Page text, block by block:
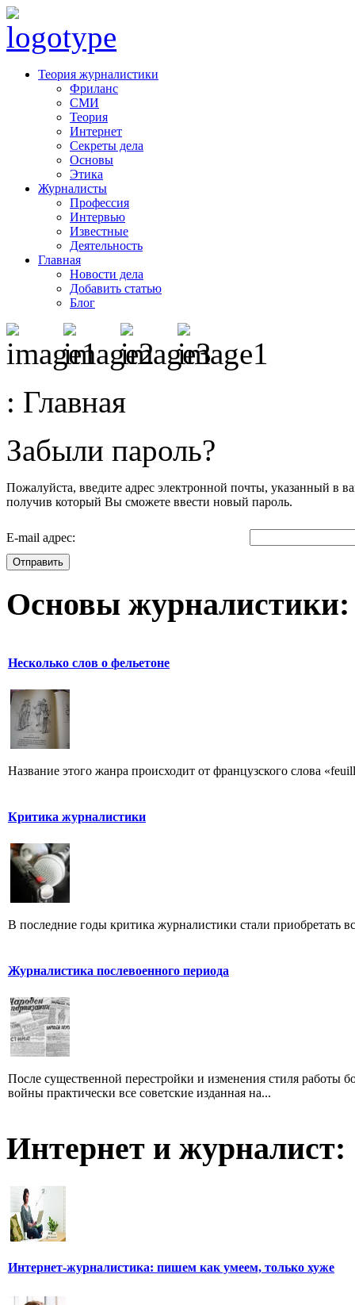
Теория журналистики
Фриланс
СМИ
Теория
Интернет
Секреты дела
Основы
Этика
Журналисты
Профессия
Интервью
Известные
Деятельность
Главная
Новости дела
Добавить статью
Блог
: Главная
Забыли пароль?
Пожалуйста, введите адрес электронной почты, указанный в
получив который Вы сможете ввести новый пароль.
E-mail адрес:
Отправить
Основы журналистики:
Несколько слов о фельетоне
Название этого жанра происходит от французского слова
Критика журналистики
В последние годы критика журналистики стали приобретать
Журналистика послевоенного периода
После существенной перестройки и изменения стиля работы
войны практически все советские изданная на...
Интернет и журналист:
Интернет-журналистика: пишем как умеем, только хуже